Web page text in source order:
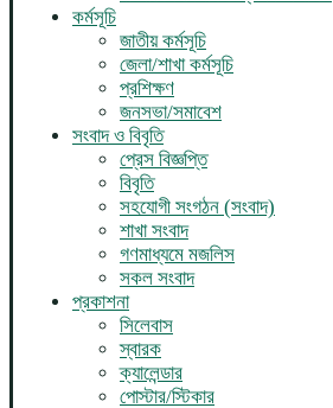
কর্মসূচি
জাতীয় কর্মসূচি
জেলা/শাখা কর্মসূচি
প্রশিক্ষণ
জনসভা/সমাবেশ
সংবাদ ও বিবৃতি
প্রেস বিজ্ঞপ্তি
বিবৃতি
সহযোগী সংগঠন (সংবাদ)
শাখা সংবাদ
গণমাধ্যমে মজলিস
সকল সংবাদ
প্রকাশনা
সিলেবাস
স্বারক
ক্যালেন্ডার
পোস্টার/স্টিকার